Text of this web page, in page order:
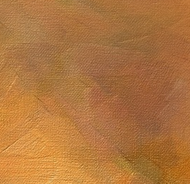
Sol. 31 de mayo de 2025